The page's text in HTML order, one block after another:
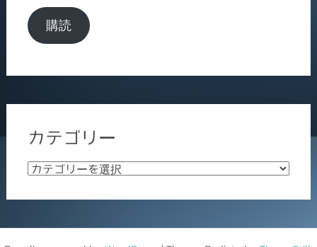
ル
ア
購読
カテゴリー
カ
ゴ